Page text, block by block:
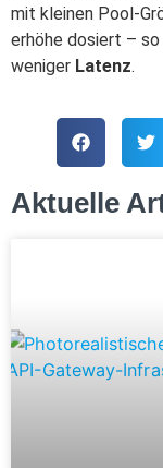
mit kleinen Pool-
erhöhe dosiert –
weniger Latenz.
Aktuelle